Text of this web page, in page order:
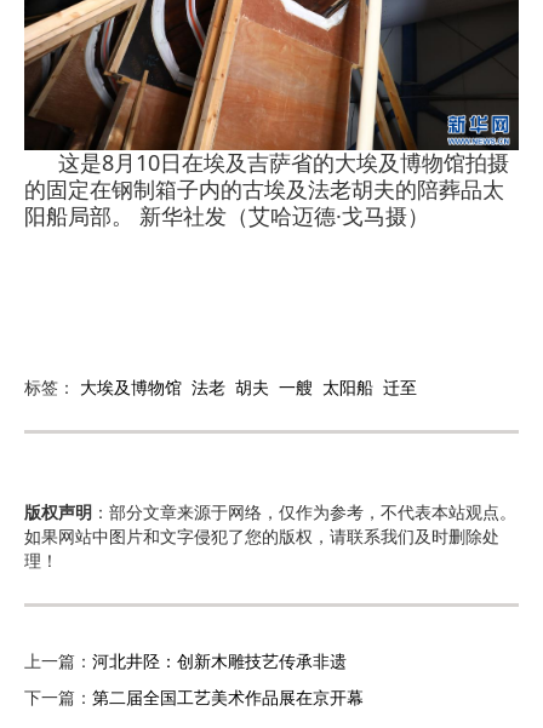
这是8月10日在埃及吉萨省的大埃及博物馆拍摄
的固定在钢制箱子内的古埃及法老胡夫的陪葬品太
阳船局部。 新华社发（艾哈迈德·戈马摄）
标签： 大埃及博物馆 法老 胡夫 一艘 太阳船 迁至
版权声明 ：部分文章来源于网络，仅作为参考，不代表本站观点。
如果网站中图片和文字侵犯了您的版权，请联系我们及时删除处
理！
上一篇： 河北井陉：创新木雕技艺传承非遗
下一篇： 第二届全国工艺美术作品展在京开幕